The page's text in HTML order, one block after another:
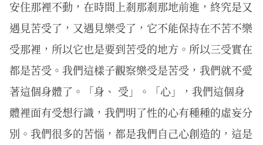
安住那裡不動，在時間上剎那剎那地前進，終究是又
遇見苦受了，又遇見樂受了，它不能保持在不苦不樂
受那裡，所以它也是要到苦受的地方。所以三受實在
都是苦受。我們這樣子觀察樂受是苦受，我們就不愛
著這個身體了。「身、 受」。「心」，我們這個身
體裡面有受想行識，我們明了性的心有種種的虛妄分
別。我們很多的苦惱，都是我們自己心創造的，這是